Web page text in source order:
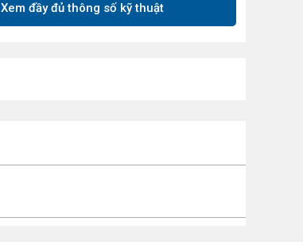
Xem đầy đủ thông số kỹ thuật